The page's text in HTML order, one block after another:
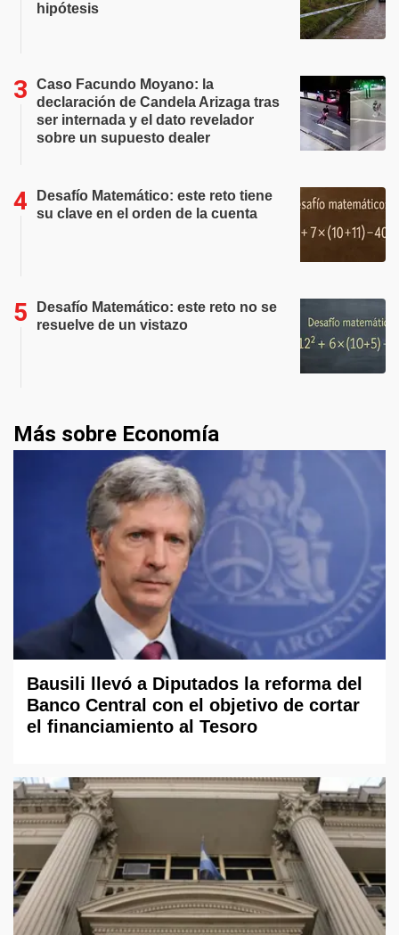
hipótesis
Caso Facundo Moyano: la
declaración de Candela Arizaga tras
ser internada y el dato revelador
sobre un supuesto dealer
Desafío Matemático: este reto tiene
su clave en el orden de la cuenta
Desafío Matemático: este reto no se
resuelve de un vistazo
Más sobre Economía
Bausili llevó a Diputados la reforma del
Banco Central con el objetivo de cortar
el financiamiento al Tesoro